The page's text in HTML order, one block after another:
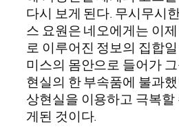
다시 보게 된다. 무시무시
스 요원은 네오에게는 이
로 이루어진 정보의 집합
미스의 몸안으로 들어가
현실의 한 부속품에 불과
상현실을 이용하고 극복할
게된 것이다.